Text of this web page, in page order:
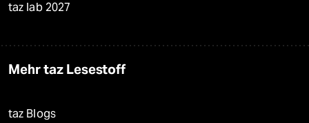
taz lab 2027
Mehr taz Lesestoff
taz Blogs